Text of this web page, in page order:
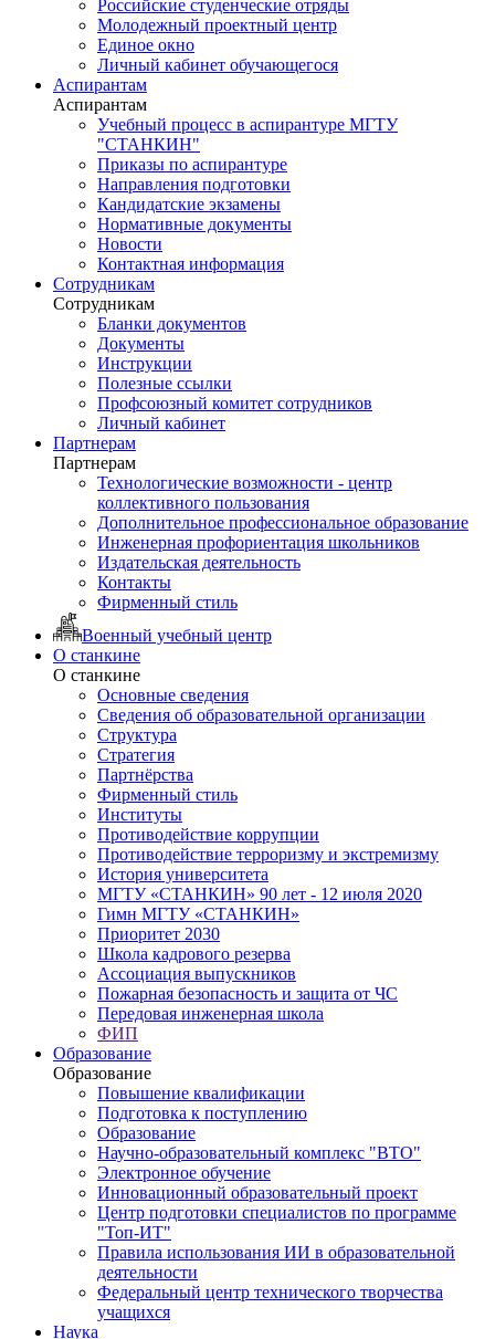
Российские студенческие отряды
Молодежный проектный центр
Единое окно
Личный кабинет обучающегося
Аспирантам
Аспирантам
Учебный процесс в аспирантуре МГТУ
"СТАНКИН"
Приказы по аспирантуре
Направления подготовки
Кандидатские экзамены
Нормативные документы
Новости
Контактная информация
Сотрудникам
Сотрудникам
Бланки документов
Документы
Инструкции
Полезные ссылки
Профсоюзный комитет сотрудников
Личный кабинет
Партнерам
Партнерам
Технологические возможности - центр
коллективного пользования
Дополнительное профессиональное образование
Инженерная профориентация школьников
Издательская деятельность
Контакты
Фирменный стиль
Военный учебный центр
О станкине
О станкине
Основные сведения
Сведения об образовательной организации
Структура
Стратегия
Партнёрства
Фирменный стиль
Институты
Противодействие коррупции
Противодействие терроризму и экстремизму
История университета
МГТУ «СТАНКИН» 90 лет - 12 июля 2020
Гимн МГТУ «СТАНКИН»
Приоритет 2030
Школа кадрового резерва
Ассоциация выпускников
Пожарная безопасность и защита от ЧС
Передовая инженерная школа
ФИП
Образование
Образование
Повышение квалификации
Подготовка к поступлению
Образование
Научно-образовательный комплекс "ВТО"
Электронное обучение
Инновационный образовательный проект
Центр подготовки специалистов по программе
"Топ-ИТ"
Правила использования ИИ в образовательной
деятельности
Федеральный центр технического творчества
учащихся
Наука